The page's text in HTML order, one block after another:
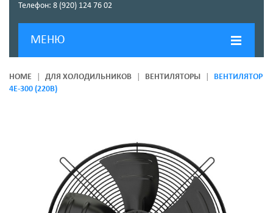
Телефон: 8 (920) 124 76 02
МЕНЮ
ГЛАВНАЯ
КОНТАКТЫ
HOME ДЛЯ ХОЛОДИЛЬНИКОВ ВЕНТИЛЯТОРЫ
ВЕНТИЛЯТОР
4Е-300 (220В)